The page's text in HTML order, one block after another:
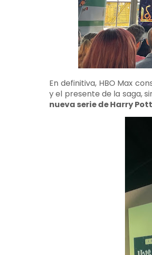
En definitiva, HBO Max
y el presente de la saga,
nueva serie de Harry